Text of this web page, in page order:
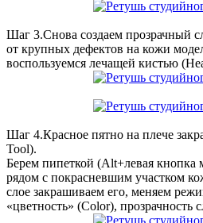
Шаг 3.Снова создаем прозрачный
от крупных дефектов на кожи
воспользуемся лечащей кистью
Шаг 4.Красное пятно на плече
Tool).
Берем пипеткой (Alt+левая кнопка
рядом с покрасневшим участком
слое закрашиваем его, меняем
«цветность» (Color), прозрачность